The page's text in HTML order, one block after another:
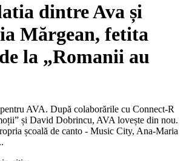
dintre Ava și
Mărgean, fetita
la „Romanii au
pentru AVA. După colaborările cu Connect-R
și David Dobrincu, AVA lovește din nou.
școală de canto - Music City, Ana-Maria